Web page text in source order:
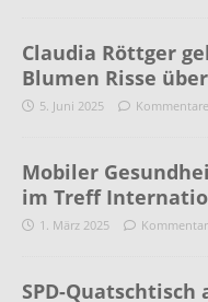
Claudia Röttger
Blumen Risse
5. Juni 2025
Mobiler
im Treff
1. März 2025
SPD-